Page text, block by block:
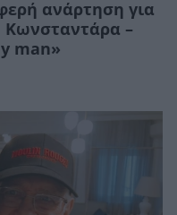
ανάρτηση για
Κωνσταντάρα –
man»